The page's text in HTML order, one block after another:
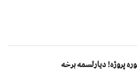
پروژه! دیارلسمه برخه